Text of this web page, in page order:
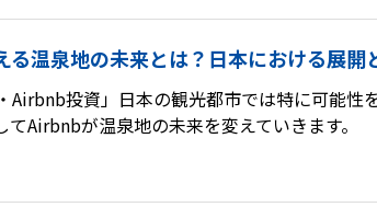
温泉地の未来とは？日本における展開
Airbnb投資」日本の観光都市では特に可能性
てAirbnbが温泉地の未来を変えていきます。